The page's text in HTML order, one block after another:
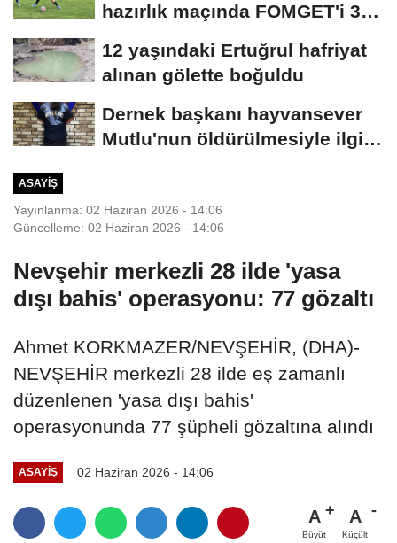
hazırlık maçında FOMGET'i 3-
12 yaşındaki Ertuğrul hafriyat
alınan gölette boğuldu
Dernek başkanı hayvansever
Mutlu'nun öldürülmesiyle ilgili
ASAYIŞ
Yayınlanma: 02 Haziran 2026 - 14:06
Güncelleme: 02 Haziran 2026 - 14:06
Nevşehir merkezli 28 ilde 'yasa
dışı bahis' operasyonu: 77 gözaltı
Ahmet KORKMAZER/NEVŞEHİR, (DHA)-
NEVŞEHİR merkezli 28 ilde eş zamanlı
düzenlenen 'yasa dışı bahis'
operasyonunda 77 şüpheli gözaltına alındı
ASAYIŞ 02 Haziran 2026 - 14:06
A
Büyüt
A
Küçült